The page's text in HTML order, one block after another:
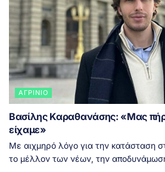
ΑΓΡΊΝΙΟ
Βασίλης Καραθανάσης: «Μας
είχαμε»
Με αιχμηρό λόγο για την κατάσταση
το μέλλον των νέων, την